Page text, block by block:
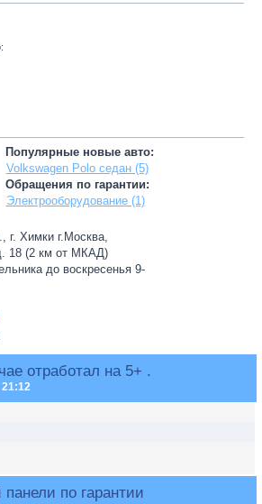
Популярные новые авто:
Volkswagen Polo седан (5)
Обращения по гарантии:
Электрооборудование (1)
г. Химки г.Москва,
18 (2 км от МКАД)
до воскресенья 9-
отработал на 5+ .
21:12
по гарантии